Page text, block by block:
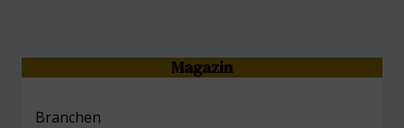
Magazin
Branchen